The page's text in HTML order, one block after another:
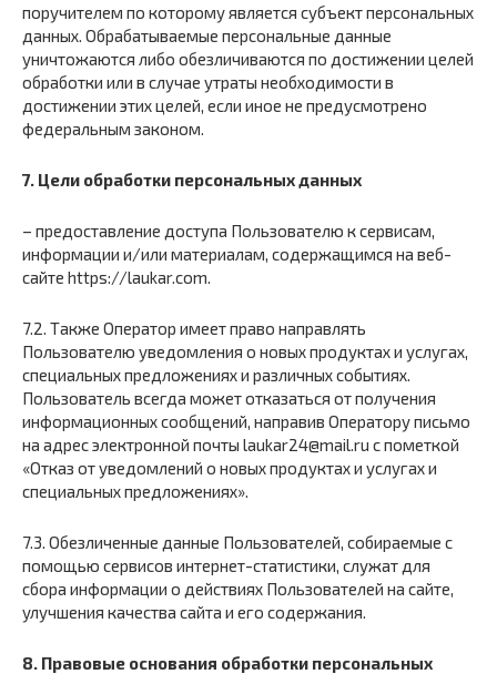
поручителем по которому является субъект персональных
данных. Обрабатываемые персональные данные
уничтожаются либо обезличиваются по достижении целей
обработки или в случае утраты необходимости в
достижении этих целей, если иное не предусмотрено
федеральным законом.
7. Цели обработки персональных данных
– предоставление доступа Пользователю к сервисам,
информации и/или материалам, содержащимся на веб-
сайте https://laukar.com.
7.2. Также Оператор имеет право направлять
Пользователю уведомления о новых продуктах и услугах,
специальных предложениях и различных событиях.
Пользователь всегда может отказаться от получения
информационных сообщений, направив Оператору письмо
на адрес электронной почты laukar24@mail.ru с пометкой
«Отказ от уведомлений о новых продуктах и услугах и
специальных предложениях».
7.3. Обезличенные данные Пользователей, собираемые с
помощью сервисов интернет-статистики, служат для
сбора информации о действиях Пользователей на сайте,
улучшения качества сайта и его содержания.
8. Правовые основания обработки персональных